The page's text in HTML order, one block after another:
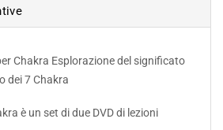
Chakra Esplorazione del significato
dei 7 Chakra
è un set di due DVD di lezioni